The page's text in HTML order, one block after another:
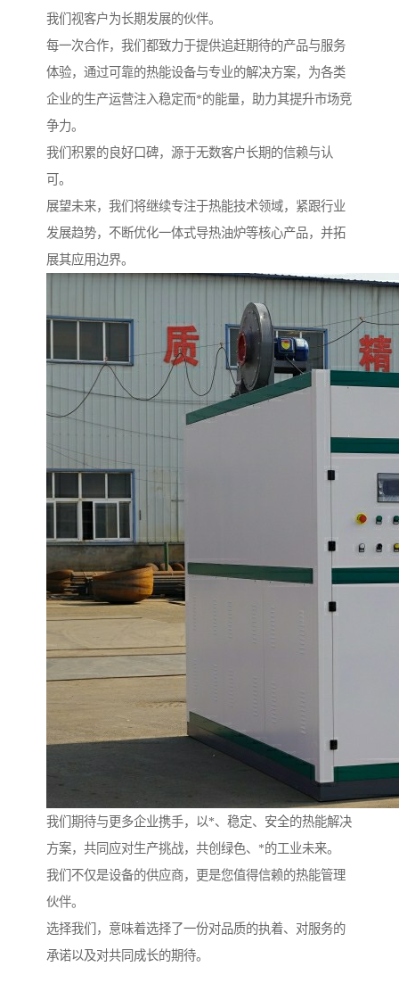
我们视客户为长期发展的伙伴。
每一次合作，我们都致力于提供追赶期待的产品与服务
体验，通过可靠的热能设备与专业的解决方案，为各类
企业的生产运营注入稳定而*的能量，助力其提升市场竞
争力。
我们积累的良好口碑，源于无数客户长期的信赖与认
可。
展望未来，我们将继续专注于热能技术领域，紧跟行业
发展趋势，不断优化一体式导热油炉等核心产品，并拓
展其应用边界。
我们期待与更多企业携手，以*、稳定、安全的热能解决
方案，共同应对生产挑战，共创绿色、*的工业未来。
我们不仅是设备的供应商，更是您值得信赖的热能管理
伙伴。
选择我们，意味着选择了一份对品质的执着、对服务的
承诺以及对共同成长的期待。